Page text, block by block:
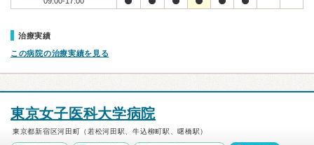
治療実績
この病院の治療実績を見る
東京女子医科大学病院
東京都新宿区河田町（若松河田駅、牛込柳町駅、曙橋駅）